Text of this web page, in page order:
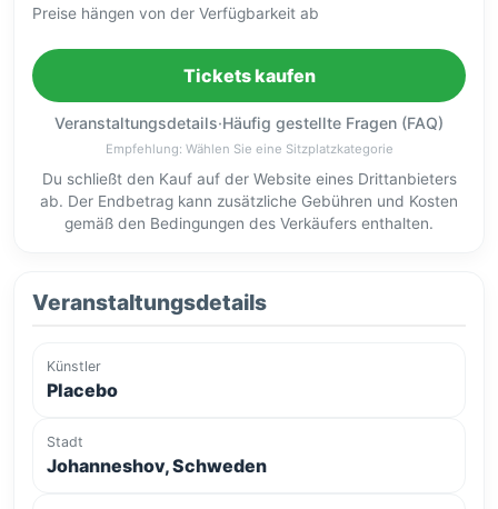
Preise hängen von der Verfügbarkeit ab
Tickets kaufen
Veranstaltungsdetails·Häufig gestellte Fragen (FAQ)
Empfehlung: Wählen Sie eine Sitzplatzkategorie
Du schließt den Kauf auf der Website eines Drittanbieters
ab. Der Endbetrag kann zusätzliche Gebühren und Kosten
gemäß den Bedingungen des Verkäufers enthalten.
Veranstaltungsdetails
Künstler
Placebo
Stadt
Johanneshov, Schweden